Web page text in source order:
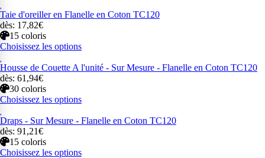
Taie d'oreiller en Flanelle en Coton TC120
dès: 17,82€
15 coloris
Choisissez les options
Housse de Couette A l'unité - Sur Mesure - Flanelle en Coton TC120
dès: 61,94€
30 coloris
Choisissez les options
Draps - Sur Mesure - Flanelle en Coton TC120
dès: 91,21€
15 coloris
Choisissez les options